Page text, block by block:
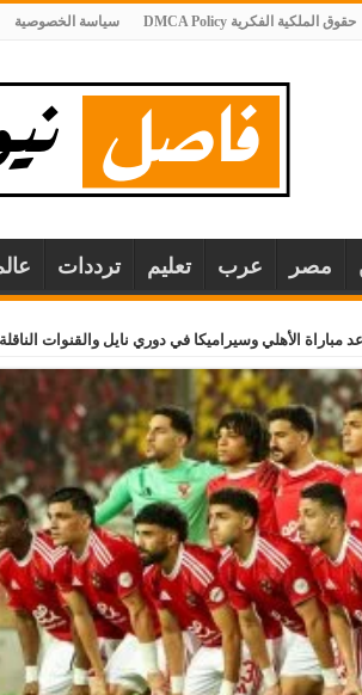
حقوق الملكية الفكرية DMCA Policy سياسة الخصوصية
مصر عرب تعليم ترددات
مباراة الأهلي وسيراميكا في دوري نايل والقنوات الناقلة